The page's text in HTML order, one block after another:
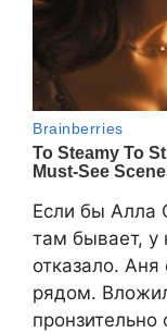
Если бы Алла
там бывает, у
отказало.
рядом.
пронзительно